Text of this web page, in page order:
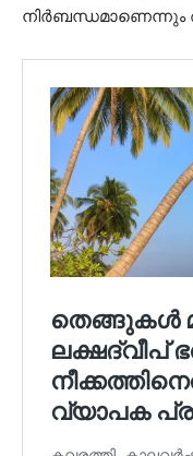
നിര്‍ബന്ധമാണെന്നും